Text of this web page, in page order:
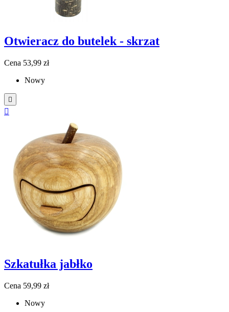
Otwieracz do butelek - skrzat
Cena 53,99 zł
Nowy


Szkatułka jabłko
Cena 59,99 zł
Nowy